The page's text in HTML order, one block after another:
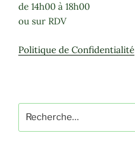
de 14h00 à 18h00
ou sur RDV
Politique de Confidentialité
pour